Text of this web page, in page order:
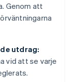
Genom att
utdrag:
vid att se varje